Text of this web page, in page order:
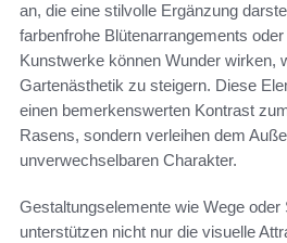
an, die eine stilvolle Ergänzung
farbenfrohe Blütenarrangements
Kunstwerke können Wunder wirken,
Gartenästhetik zu steigern. Diese
einen bemerkenswerten Kontrast
Rasens, sondern verleihen dem
unverwechselbaren Charakter.
Gestaltungselemente wie Wege oder
unterstützen nicht nur die visuelle